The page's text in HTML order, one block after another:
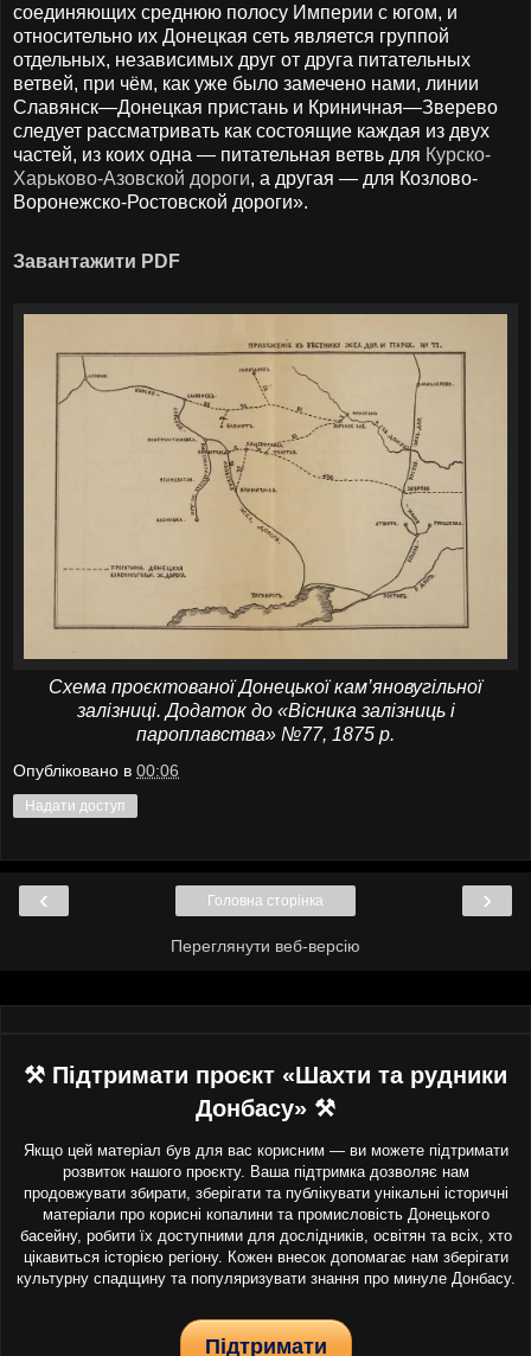
соединяющих среднюю полосу Империи с югом, и
относительно их Донецкая сеть является группой
отдельных, независимых друг от друга питательных
ветвей, при чём, как уже было замечено нами, линии
Славянск—Донецкая пристань и Криничная—Зверево
следует рассматривать как состоящие каждая из двух
частей, из коих одна — питательная ветвь для Курско-
Харьково-Азовской дороги, а другая — для Козлово-
Воронежско-Ростовской дороги».
Завантажити PDF
Схема проєктованої Донецької кам’яновугільної
залізниці. Додаток до «Вісника залізниць і
пароплавства» №77, 1875 р.
Опубліковано в 00:06
Надати доступ
‹ ›
Головна сторінка
Переглянути веб-версію
⚒ Підтримати проєкт «Шахти та рудники
Донбасу» ⚒
Якщо цей матеріал був для вас корисним — ви можете підтримати
розвиток нашого проєкту. Ваша підтримка дозволяє нам
продовжувати збирати, зберігати та публікувати унікальні історичні
матеріали про корисні копалини та промисловість Донецького
басейну, робити їх доступними для дослідників, освітян та всіх, хто
цікавиться історією регіону. Кожен внесок допомагає нам зберігати
культурну спадщину та популяризувати знання про минуле Донбасу.
Підтримати